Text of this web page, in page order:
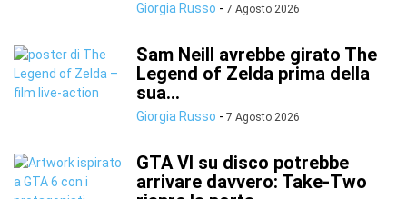
Giorgia Russo - 7 Agosto 2026
Sam Neill avrebbe girato The
Legend of Zelda prima della
sua...
Giorgia Russo - 7 Agosto 2026
GTA VI su disco potrebbe
arrivare davvero: Take-Two